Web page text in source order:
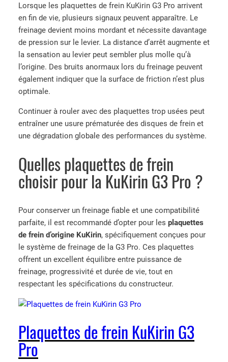
Lorsque les plaquettes de frein KuKirin G3 Pro arrivent
en fin de vie, plusieurs signaux peuvent apparaître. Le
freinage devient moins mordant et nécessite davantage
de pression sur le levier. La distance d’arrêt augmente et
la sensation au levier peut sembler plus molle qu’à
l’origine. Des bruits anormaux lors du freinage peuvent
également indiquer que la surface de friction n’est plus
optimale.
Continuer à rouler avec des plaquettes trop usées peut
entraîner une usure prématurée des disques de frein et
une dégradation globale des performances du système.
Quelles plaquettes de frein
choisir pour la KuKirin G3 Pro ?
Pour conserver un freinage fiable et une compatibilité
parfaite, il est recommandé d’opter pour les plaquettes
de frein d’origine KuKirin, spécifiquement conçues pour
le système de freinage de la G3 Pro. Ces plaquettes
offrent un excellent équilibre entre puissance de
freinage, progressivité et durée de vie, tout en
respectant les spécifications du constructeur.
Plaquettes de frein KuKirin G3
Pro